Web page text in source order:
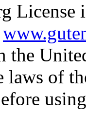
the
laws of